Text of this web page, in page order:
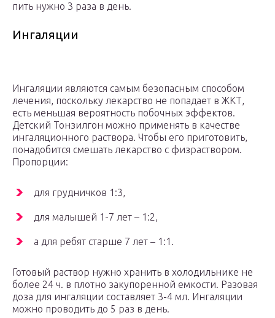
пить нужно 3 раза в день.
Ингаляции
Ингаляции являются самым безопасным способом
лечения, поскольку лекарство не попадает в ЖКТ,
есть меньшая вероятность побочных эффектов.
Детский Тонзилгон можно применять в качестве
ингаляционного раствора. Чтобы его приготовить,
понадобится смешать лекарство с физраствором.
Пропорции:
для грудничков 1:3,
для малышей 1-7 лет – 1:2,
а для ребят старше 7 лет – 1:1.
Готовый раствор нужно хранить в холодильнике не
более 24 ч. в плотно закупоренной емкости. Разовая
доза для ингаляции составляет 3-4 мл. Ингаляции
можно проводить до 5 раз в день.